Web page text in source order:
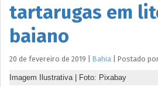
tartarugas em
baiano
20 de fevereiro de 2019 Bahia Postado
Imagem Ilustrativa | Foto: Pixabay